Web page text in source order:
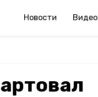
Новости Видео